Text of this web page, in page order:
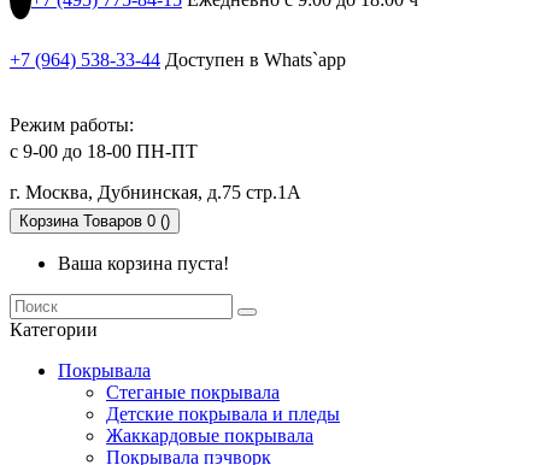
+7 (964) 538-33-44 Доступен в Whats`app
Режим работы:
с 9-00 до 18-00 ПН-ПТ
г. Москва, Дубнинская, д.75 стр.1А
Корзина Товаров 0 ()
Ваша корзина пуста!
Категории
Покрывала
Стеганые покрывала
Детские покрывала и пледы
Жаккардовые покрывала
Покрывала пэчворк